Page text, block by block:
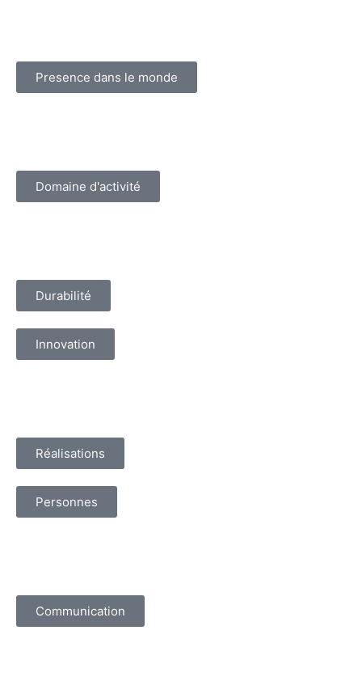
Presence dans le monde
Domaine d'activité
Durabilité
Innovation
Réalisations
Personnes
Communication